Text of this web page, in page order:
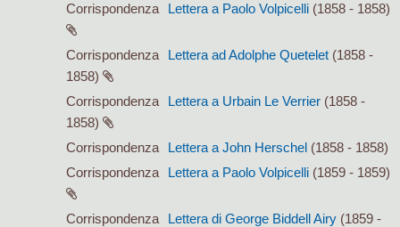
Corrispondenza
Lettera a Paolo Volpicelli (1858 - 1858)
Corrispondenza Lettera ad Adolphe Quetelet (1858 -
1858)
Corrispondenza
Lettera a Urbain Le Verrier (1858 -
1858)
Corrispondenza
Lettera a John Herschel (1858 - 1858)
Corrispondenza
Lettera a Paolo Volpicelli (1859 - 1859)
Corrispondenza Lettera di George Biddell Airy (1859 -